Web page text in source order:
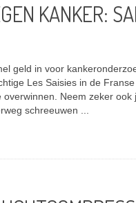
KANKER:
geld in voor
Les Saisies in de
Neem zeker ook
schreeuwen ...